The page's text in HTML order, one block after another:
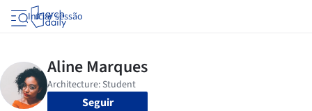
Iniciar sessão
Seguir